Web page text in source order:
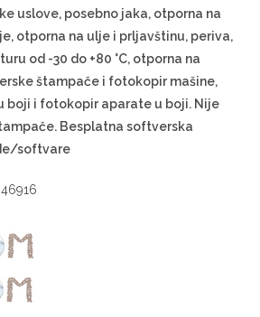
uslove, posebno jaka, otporna na
otporna na ulje i prljavštinu, periva,
od -30 do +80 °C, otporna na
štampače i fotokopir mašine,
boji i fotokopir aparate u boji. Nije
Besplatna softverska
softvare